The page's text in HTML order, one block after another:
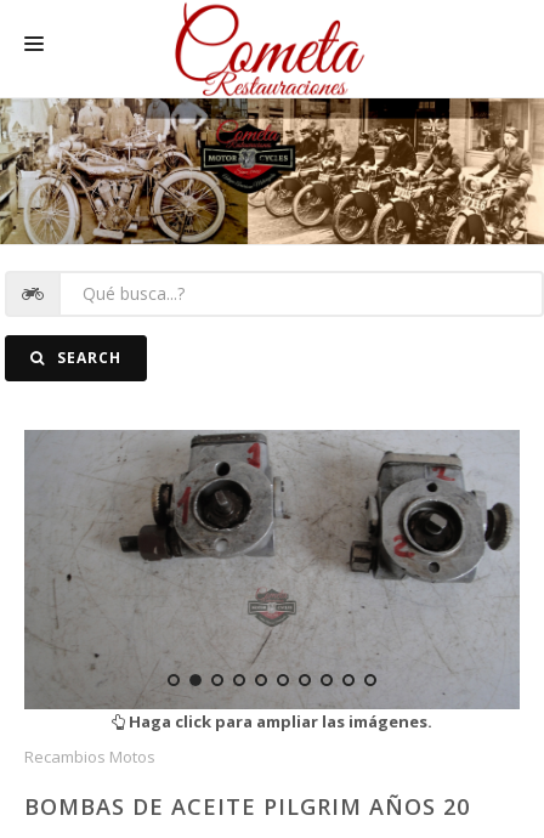
HOME
MOTOS NACIONALES Y OTRAS
REC. MOTOS
FOTOSSEARCH
Haga click para ampliar las imágenes.
Recambios Motos
BOMBAS DE ACEITE PILGRIM AÑOS 20